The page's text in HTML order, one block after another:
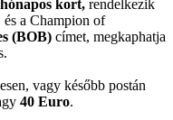
kort, rendelkezik
a Champion of
(BOB) címet, megkaphatja
vagy később postán
40 Euro.